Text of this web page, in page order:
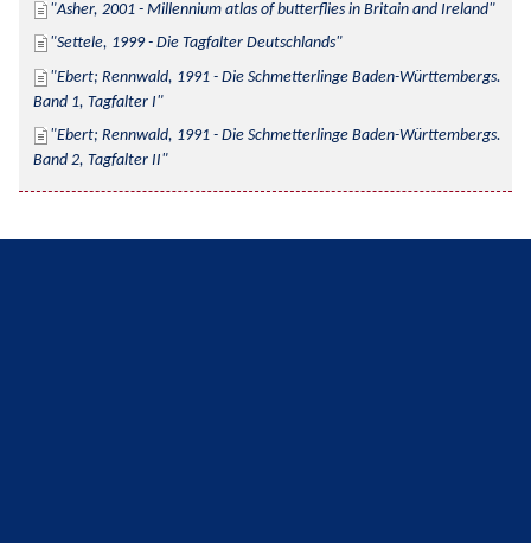
Asher, 2001 - Millennium atlas of butterflies in Britain and Ireland
Settele, 1999 - Die Tagfalter Deutschlands
Ebert; Rennwald, 1991 - Die Schmetterlinge Baden-Württembergs.
Band 1, Tagfalter I
Ebert; Rennwald, 1991 - Die Schmetterlinge Baden-Württembergs.
Band 2, Tagfalter II